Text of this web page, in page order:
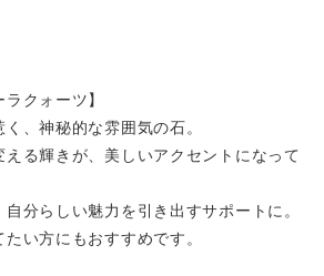
クォーツ】
、神秘的な雰囲気の石。
る輝きが、美しいアクセントになって
分らしい魅力を引き出すサポートに。
い方にもおすすめです。